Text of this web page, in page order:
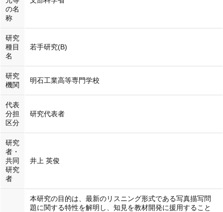
の名
称
研究
種目
名
若手研究(B)
研究
機関
明石工業高等専門学校
代表
分担
区分
研究代表者
研究
者・
共同
研究
者
井上 英俊
本研究の目的は、最新のリスニング形式である写真描写問
題に関する特性を解明し、知見を教材開発に援用すること